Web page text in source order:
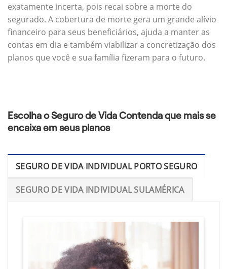
exatamente incerta, pois recai sobre a morte do
segurado. A cobertura de morte gera um grande alívio
financeiro para seus beneficiários, ajuda a manter as
contas em dia e também viabilizar a concretização dos
planos que você e sua família fizeram para o futuro.
Escolha o Seguro de Vida Contenda que mais se
encaixa em seus planos
SEGURO DE VIDA INDIVIDUAL PORTO SEGURO
SEGURO DE VIDA INDIVIDUAL SULAMÉRICA